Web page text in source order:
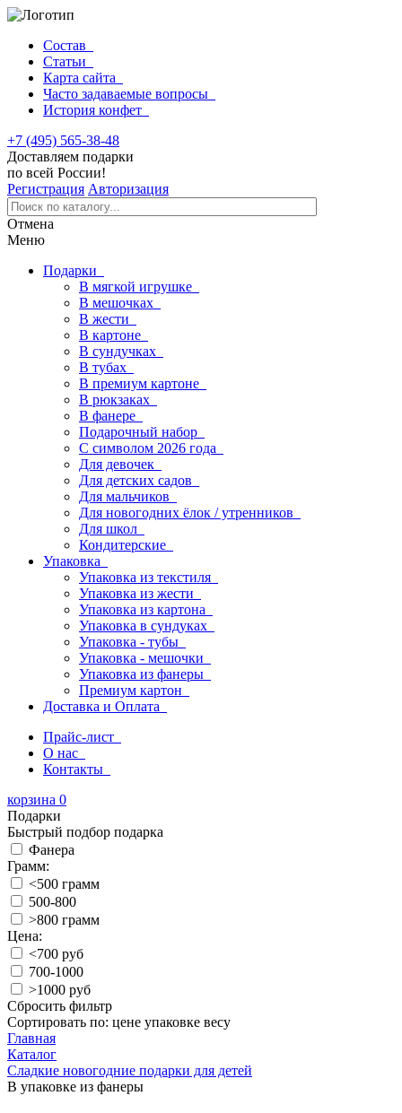
Состав
Статьи
Карта сайта
Часто задаваемые вопросы
История конфет
+7 (495) 565-38-48
Доставляем подарки
по всей России!
Регистрация Авторизация
Отмена
Меню
Подарки
В мягкой игрушке
В мешочках
В жести
В картоне
В сундучках
В тубах
В премиум картоне
В рюкзаках
В фанере
Подарочный набор
С символом 2026 года
Для девочек
Для детских садов
Для мальчиков
Для новогодних ёлок / утренников
Для школ
Кондитерские
Упаковка
Упаковка из текстиля
Упаковка из жести
Упаковка из картона
Упаковка в сундуках
Упаковка - тубы
Упаковка - мешочки
Упаковка из фанеры
Премиум картон
Доставка и Оплата
Прайс-лист
О нас
Контакты
корзина 0
Подарки
Быстрый подбор подарка
Фанера
Грамм:
<500 грамм
500-800
>800 грамм
Цена:
<700 руб
700-1000
>1000 руб
Сбросить фильтр
Сортировать по: цене упаковке весу
Главная
Каталог
Сладкие новогодние подарки для детей
В упаковке из фанеры